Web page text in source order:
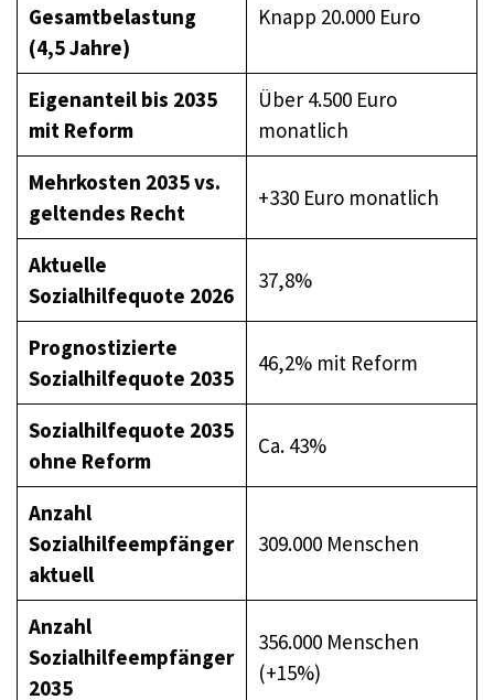
Gesamtbelastung
(4,5 Jahre)
Knapp 20.000 Euro
Eigenanteil bis 2035
mit Reform
Über 4.500 Euro
monatlich
Mehrkosten 2035 vs.
geltendes Recht
+330 Euro monatlich
Aktuelle
Sozialhilfequote 2026
37,8%
Prognostizierte
Sozialhilfequote 2035
46,2% mit Reform
Sozialhilfequote 2035
ohne Reform
Ca. 43%
Anzahl
Sozialhilfeempfänger
aktuell
309.000 Menschen
Anzahl
Sozialhilfeempfänger
2035
356.000 Menschen
(+15%)